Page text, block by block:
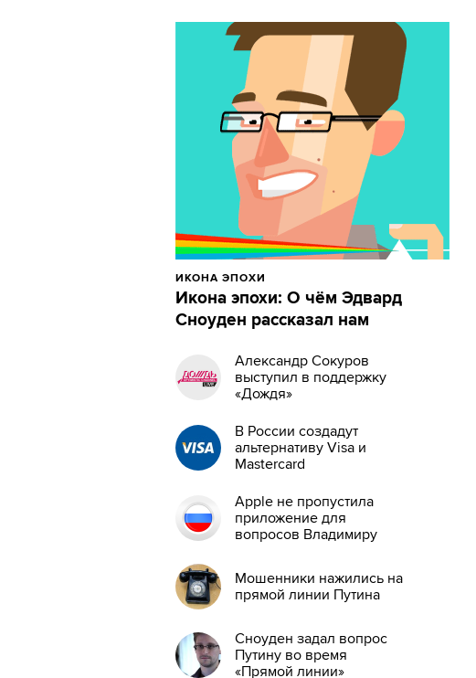
ИКОНА ЭПОХИ
Икона эпохи: О чём Эдвард
Сноуден рассказал нам
Александр Сокуров
выступил в поддержку
«Дождя»
В России создадут
альтернативу Visa и
Mastercard
Apple не пропустила
приложение для
вопросов Владимиру
Мошенники нажились на
прямой линии Путина
Сноуден задал вопрос
Путину во время
«Прямой линии»